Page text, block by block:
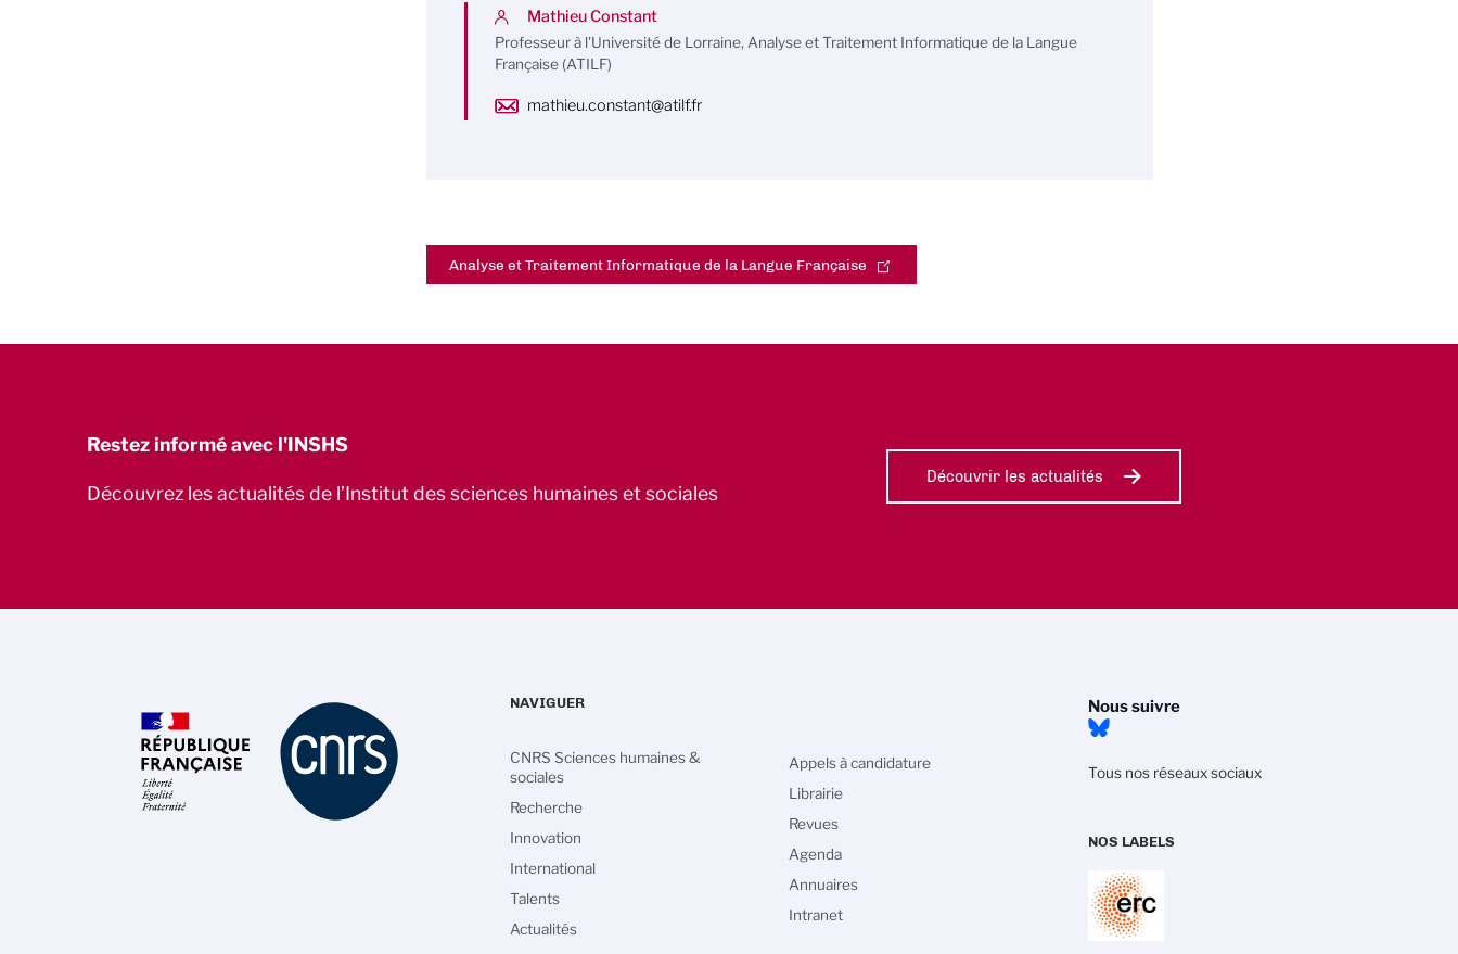
Mathieu Constant
Professeur à l'Université de Lorraine, Analyse et Traitement Informatique de la Langue
Française (ATILF)
mathieu.constant@atilf.fr
Analyse et Traitement Informatique de la Langue Française
Restez informé avec l'INSHS
Découvrez les actualités de l’Institut des sciences humaines et sociales
Découvrir les actualités
Nous suivre
Tous nos réseaux sociaux
NOS LABELS
NAVIGUER
CNRS Sciences humaines &
sociales
Recherche
Innovation
International
Talents
Actualités
Appels à candidature
Librairie
Revues
Agenda
Annuaires
Intranet